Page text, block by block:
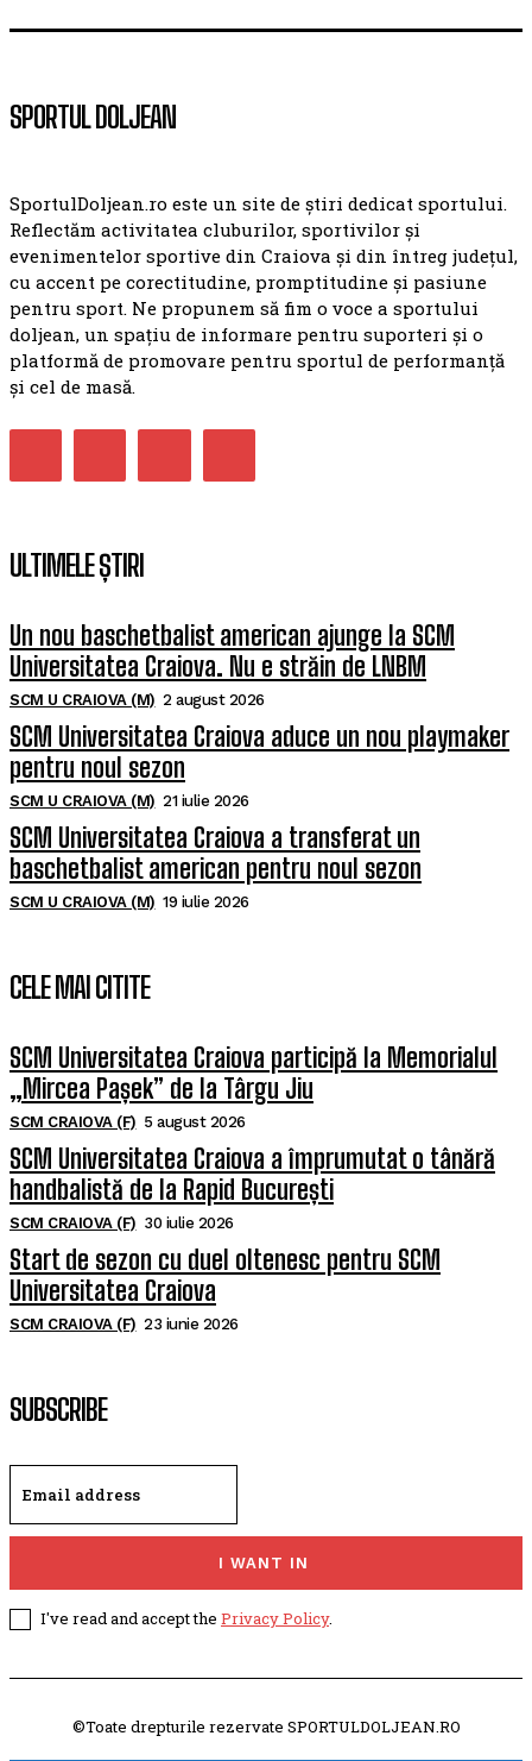
SPORTUL DOLJEAN
SportulDoljean.ro este un site de știri dedicat sportului.
Reflectăm activitatea cluburilor, sportivilor și
evenimentelor sportive din Craiova și din întreg județul,
cu accent pe corectitudine, promptitudine și pasiune
pentru sport. Ne propunem să fim o voce a sportului
doljean, un spațiu de informare pentru suporteri și o
platformă de promovare pentru sportul de performanță
și cel de masă.
ULTIMELE ȘTIRI
Un nou baschetbalist american ajunge la SCM
Universitatea Craiova. Nu e străin de LNBM
SCM U CRAIOVA (M) 2 august 2026
SCM Universitatea Craiova aduce un nou playmaker
pentru noul sezon
SCM U CRAIOVA (M) 21 iulie 2026
SCM Universitatea Craiova a transferat un
baschetbalist american pentru noul sezon
SCM U CRAIOVA (M) 19 iulie 2026
CELE MAI CITITE
SCM Universitatea Craiova participă la Memorialul
„Mircea Pașek” de la Târgu Jiu
SCM CRAIOVA (F) 5 august 2026
SCM Universitatea Craiova a împrumutat o tânără
handbalistă de la Rapid București
SCM CRAIOVA (F) 30 iulie 2026
Start de sezon cu duel oltenesc pentru SCM
Universitatea Craiova
SCM CRAIOVA (F) 23 iunie 2026
SUBSCRIBE
I WANT IN
I've read and accept the Privacy Policy.
©Toate drepturile rezervate SPORTULDOLJEAN.RO